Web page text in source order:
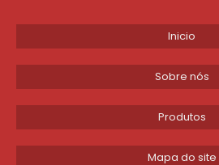
COTAR MANUTENÇÃO DE BALANÇA
CALIBRAÇÃO DE BALANÇA RODOVIÁRIA
SERVIÇO DE AFERIÇÃO DE BALANÇA
Inicio
Sobre nós
Produtos
Mapa do site